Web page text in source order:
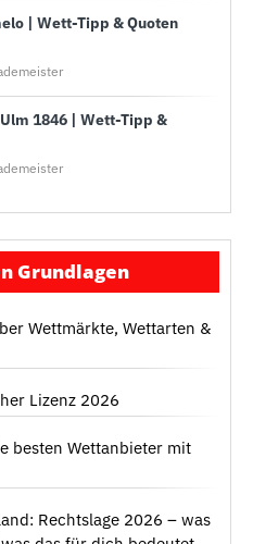
| Wett-Tipp & Quoten
1846 | Wett-Tipp &
Grundlagen
Wettmärkte, Wettarten &
Lizenz 2026
besten Wettanbieter mit
Rechtslage 2026 – was